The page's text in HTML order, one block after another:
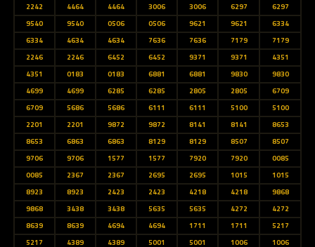
2242
4464 4464 3006 3006 6297
6297
9540
9540 0506 0506 9621 9621
6334
6334
4634 4634 7636 7636 7179
7179
2246
2246 6452 6452 9371 9371
4351
4351
0183 0183 6881 6881 9830
9830
4699
4699 6285 6285 2805 2805
6709
6709
5686 5686 6111 6111 5100
5100
2201
2201 9872 9872 8141 8141
8653
8653
6863 6863 8129 8129 8507
8507
9706
9706 1577 1577 7920 7920
0085
0085
2367 2367 2695 2695 1015
1015
8923
8923 2423 2423 4218 4218
9868
9868
3438 3438 5635 5635 4272
4272
8639
8639 4694 4694 1711 1711
5217
5217
4389 4389 5001 5001 1006 1006